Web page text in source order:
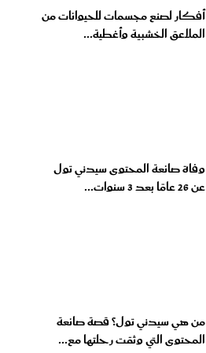
أفكار لصنع مجسمات للحيوانات من
الملاعق الخشبية وأغطية...
وفاة صانعة المحتوى سيدني تول
عن 26 عامًا بعد 3 سنوات...
من هي سيدني تول؟ قصة صانعة
المحتوى التي وثقت رحلتها مع...